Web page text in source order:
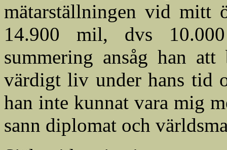
mätarställningen vid mitt
14.900 mil, dvs
summering ansåg han
värdigt liv under hans tid
han inte kunnat vara mig
sann diplomat och